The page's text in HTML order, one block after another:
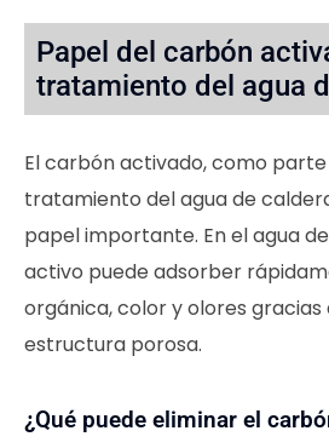
Papel del carbón
tratamiento del agua
El carbón activado, como
tratamiento del agua de
papel importante. En el agua
activo puede adsorber
orgánica, color y olores gracias
estructura porosa.
¿Qué puede eliminar el